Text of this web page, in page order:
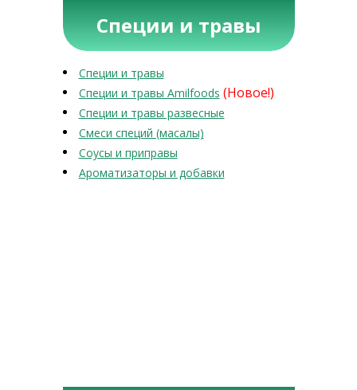
Специи и травы
Специи и травы
Специи и травы Amilfoods (Новое!)
Специи и травы развесные
Смеси специй (масалы)
Соусы и приправы
Ароматизаторы и добавки